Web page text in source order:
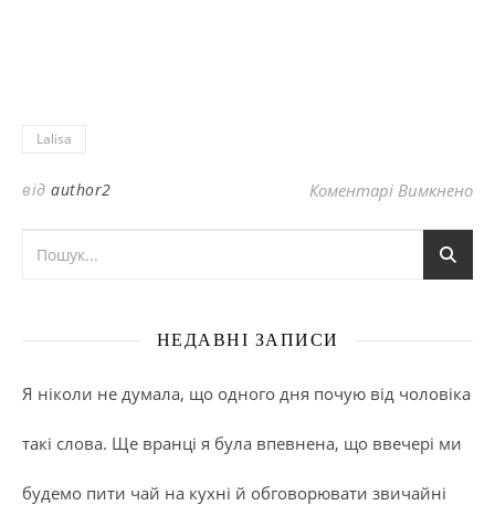
Lalisa
від author2 Коментарі Вимкненодо
НЕДАВНІ ЗАПИСИ
Я ніколи не думала, що одного дня почую від чоловіка
такі слова. Ще вранці я була впевнена, що ввечері ми
будемо пити чай на кухні й обговорювати звичайні